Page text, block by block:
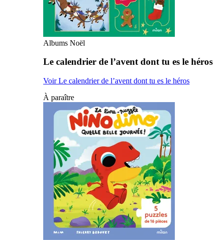
Albums Noël
Le calendrier de l’avent dont tu es le héros
Voir Le calendrier de l’avent dont tu es le héros
À paraître